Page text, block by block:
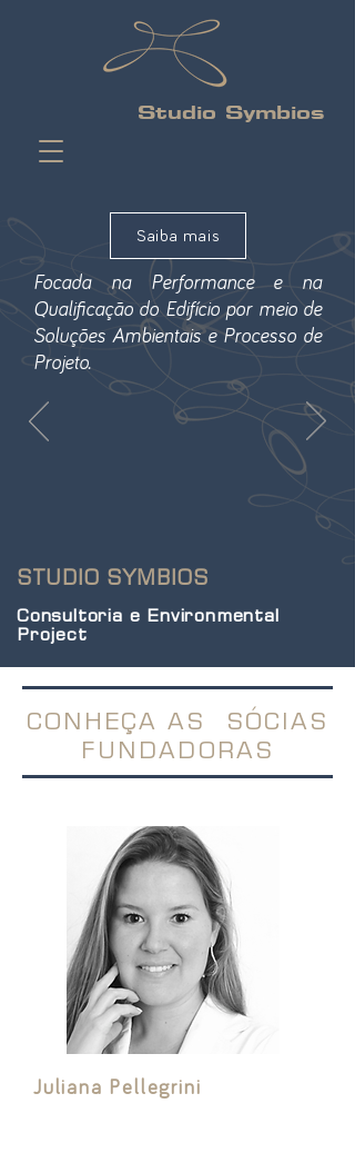
Studio Symbios
Saiba mais
Focada na Performance e na
Qualificação do Edifício por meio de
Soluções Ambientais e Processo de
Projeto.
STUDIO SYMBIOS
Consultoria e Environmental
Project
CONHEÇA AS SÓCIAS
FUNDADORAS
Juliana Pellegrini